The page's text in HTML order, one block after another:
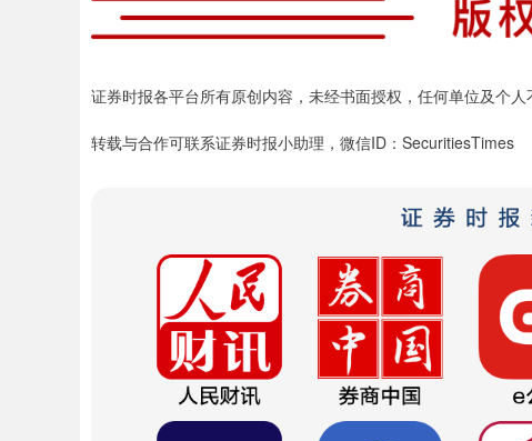
证券时报各平台所有原创内容，未经书面授权，任何单位及个
转载与合作可联系证券时报小助理，微信ID：SecuritiesTimes